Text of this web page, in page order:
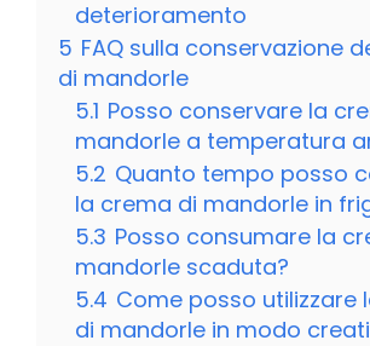
deterioramento
5 FAQ sulla conservazione
di mandorle
5.1 Posso conservare la
mandorle a temperatura
5.2 Quanto tempo posso
la crema di mandorle in
5.3 Posso consumare la
mandorle scaduta?
5.4 Come posso utilizzare
di mandorle in modo